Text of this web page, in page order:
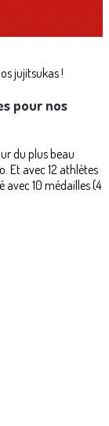
pour nos
du plus beau
Et avec 12 athlètes
10 médailles (4